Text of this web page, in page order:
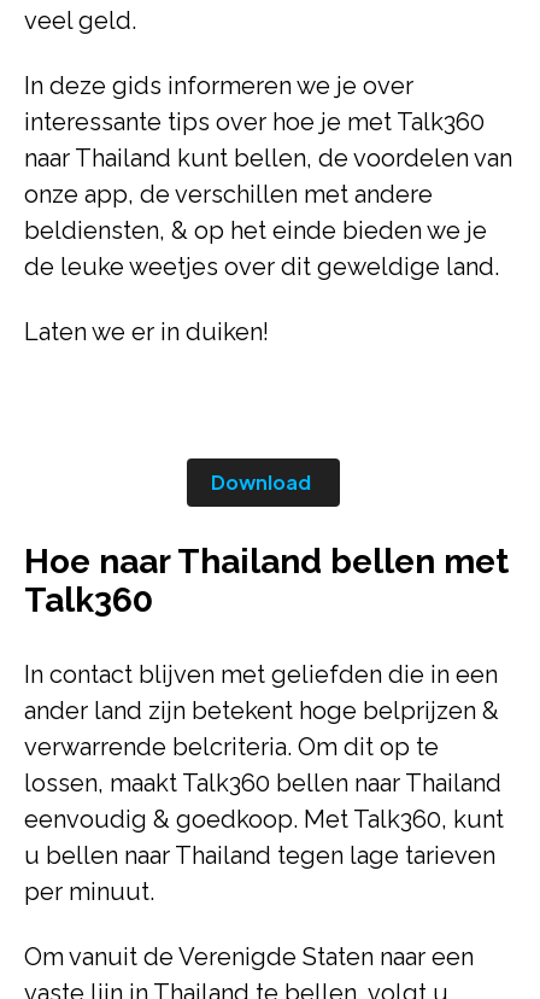
veel geld.
In deze gids informeren we je over
interessante tips over hoe je met Talk360
naar Thailand kunt bellen, de voordelen van
onze app, de verschillen met andere
beldiensten, & op het einde bieden we je
de leuke weetjes over dit geweldige land.
Laten we er in duiken!
Download
Hoe naar Thailand bellen met
Talk360
In contact blijven met geliefden die in een
ander land zijn betekent hoge belprijzen &
verwarrende belcriteria. Om dit op te
lossen, maakt Talk360 bellen naar Thailand
eenvoudig & goedkoop. Met Talk360, kunt
u bellen naar Thailand tegen lage tarieven
per minuut.
Om vanuit de Verenigde Staten naar een
vaste lijn in Thailand te bellen, volgt u